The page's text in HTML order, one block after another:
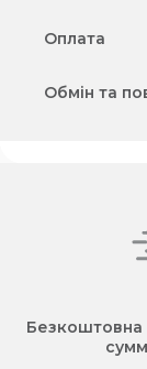
Оплата
Обмін та
Безкоштовна